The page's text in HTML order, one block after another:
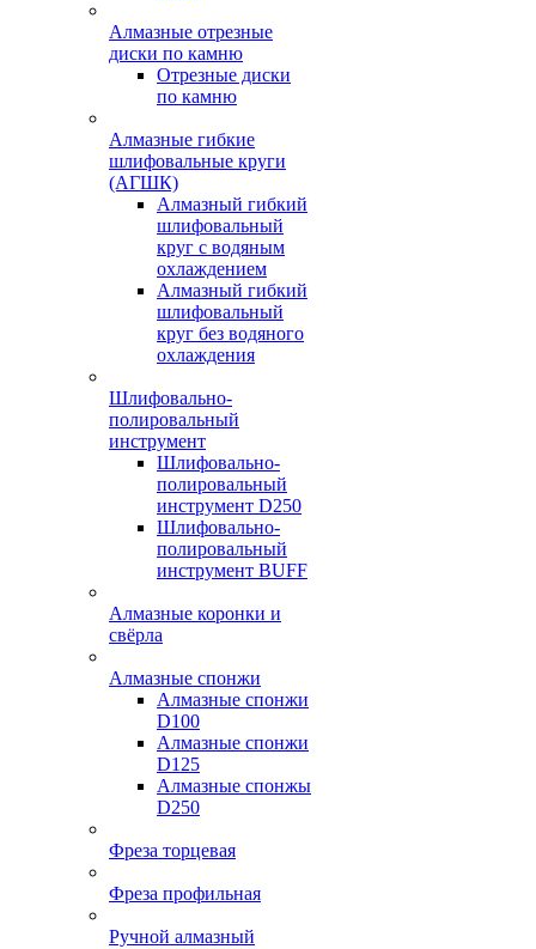
Алмазные отрезные
диски по камню
Отрезные диски
по камню
Алмазные гибкие
шлифовальные круги
(АГШК)
Алмазный гибкий
шлифовальный
круг с водяным
охлаждением
Алмазный гибкий
шлифовальный
круг без водяного
охлаждения
Шлифовально-
полировальный
инструмент
Шлифовально-
полировальный
инструмент D250
Шлифовально-
полировальный
инструмент BUFF
Алмазные коронки и
свёрла
Алмазные спонжи
Алмазные спонжи
D100
Алмазные спонжи
D125
Алмазные спонжы
D250
Фреза торцевая
Фреза профильная
Ручной алмазный